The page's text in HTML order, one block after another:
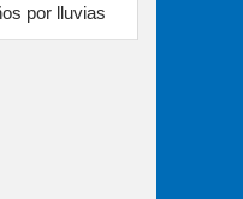
por lluvias